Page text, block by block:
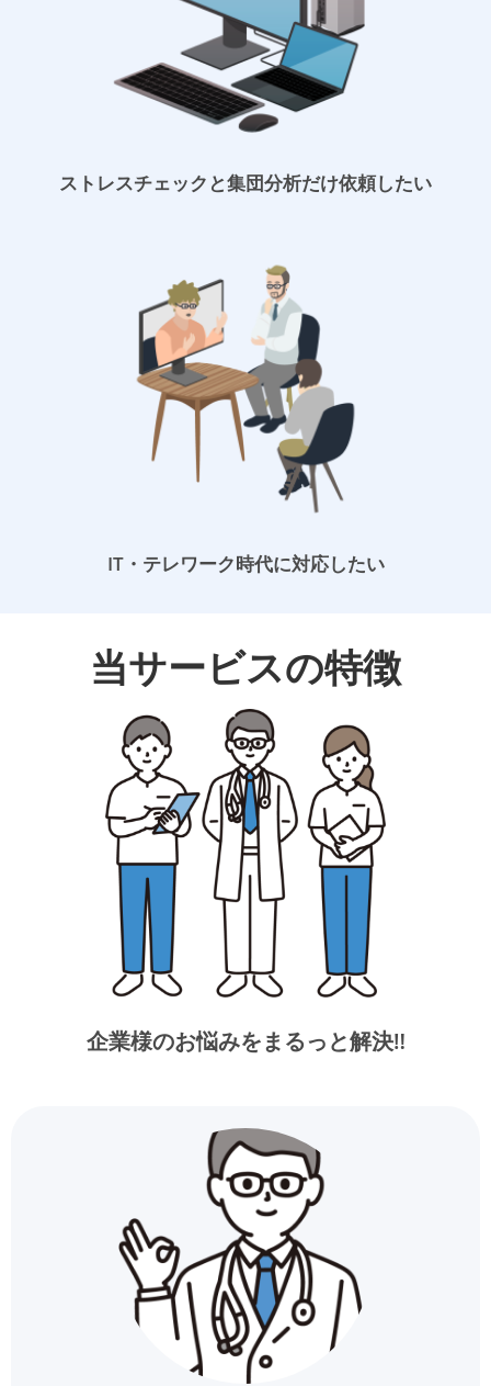
ストレスチェックと集団分析だけ依頼したい
IT・テレワーク時代に対応したい
当サービスの特徴
企業様のお悩みをまるっと解決‼